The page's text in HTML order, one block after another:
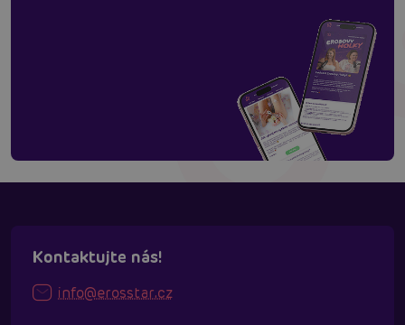
Kontaktujte nás!
info@erosstar.cz